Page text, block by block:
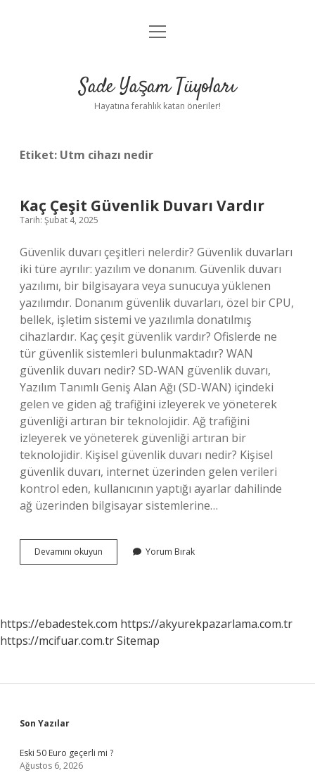
Anasayfa
Yasal Uyarı
menüyü
Sade Yaşam Tüyoları
Hayatına ferahlık katan öneriler!
Etiket: Utm cihazı nedir
Kaç Çeşit Güvenlik Duvarı Vardır
Tarih: Şubat 4, 2025
Güvenlik duvarı çeşitleri nelerdir? Güvenlik duvarları
iki türe ayrılır: yazılım ve donanım. Güvenlik duvarı
yazılımı, bir bilgisayara veya sunucuya yüklenen
yazılımdır. Donanım güvenlik duvarları, özel bir CPU,
bellek, işletim sistemi ve yazılımla donatılmış
cihazlardır. Kaç çeşit güvenlik vardır? Ofislerde ne
tür güvenlik sistemleri bulunmaktadır? WAN
güvenlik duvarı nedir? SD-WAN güvenlik duvarı,
Yazılım Tanımlı Geniş Alan Ağı (SD-WAN) içindeki
gelen ve giden ağ trafiğini izleyerek ve yöneterek
güvenliği artıran bir teknolojidir. Ağ trafiğini
izleyerek ve yöneterek güvenliği artıran bir
teknolojidir. Kişisel güvenlik duvarı nedir? Kişisel
güvenlik duvarı, internet üzerinden gelen verileri
kontrol eden, kullanıcının yaptığı ayarlar dahilinde
ağ üzerinden bilgisayar sistemlerine…
Devamını okuyun
Çeşit
Yorum Bırak
https://ebadestek.com https://akyurekpazarlama.com.tr
https://mcifuar.com.trSitemap
Sidebar
Son Yazılar
Eski 50 Euro geçerli mi ?
Ağustos 6, 2026